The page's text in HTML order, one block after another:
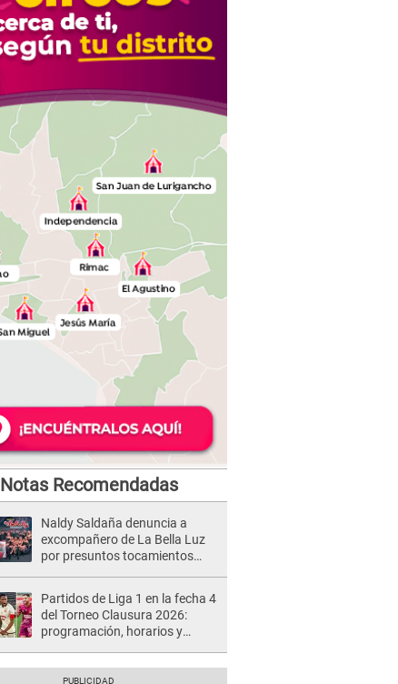
Notas Recomendadas
Naldy Saldaña denuncia a
excompañero de La Bella Luz
por presuntos tocamientos
Partidos de Liga 1 en la fecha 4
del Torneo Clausura 2026:
programación, horarios y